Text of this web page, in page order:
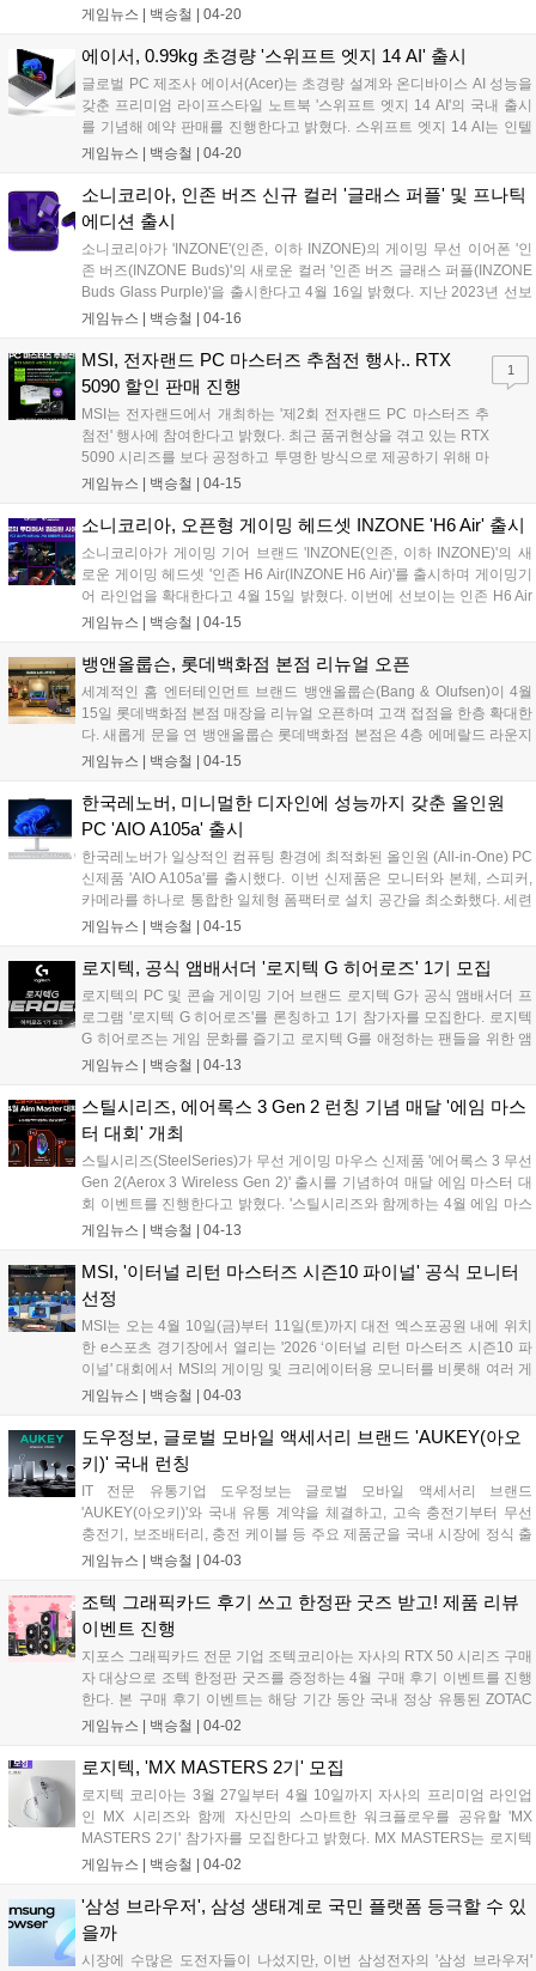
Extreme PRO CFexpress 4.0 Type B 카드와 함께, 최대 2TB의 대용량
V60 및 V90 카드로 구성되며, 고해상도 영상 제작 환경에 최적화된 성능
과 용량을 제공한다....
게임뉴스 | 백승철 04-20
에이서, 0.99kg 초경량 '스위프트 엣지 14 AI' 출시
글로벌 PC 제조사 에이서(Acer)는 초경량 설계와 온디바이스 AI 성능을
갖춘 프리미엄 라이프스타일 노트북 '스위프트 엣지 14 AI'의 국내 출시
를 기념해 예약 판매를 진행한다고 밝혔다. 스위프트 엣지 14 AI는 인텔
코어 울트라 시리즈 3(코드명 Panther Lake, 팬서레이크) 프로세서를 탑
가 통합된 차세대 아키텍처를 기반으로 온디바이스 AI 연산 성능과 전력
효율을 동시에 강화한 것이 특징이다. 이를 통해 이미지 생성, 문서 요약,
콘텐츠 제작 등 다양한 AI 작업을 빠르고 효율적으로 처리할 수 있으며,
전력 효율 기반 설계를 통해 장시간 작업 환경에서도 안정적인 퍼포먼스
를 제공한다....
게임뉴스 | 백승철 04-20
소니코리아, 인존 버즈 신규 컬러 '글래스 퍼플' 및 프나틱
에디션 출시
소니코리아가 'INZONE'(인존, 이하 INZONE)의 게이밍 무선 이어폰 '인
존 버즈(INZONE Buds)'의 새로운 컬러 '인존 버즈 글래스 퍼플(INZONE
Buds Glass Purple)'을 출시한다고 4월 16일 밝혔다. 지난 2023년 선보
인 인존 버즈는 출시 8개월 만에 누적 판매량 1만 2000대를 돌파하며 프
용 시 0.03초 이하의 유선에 가까운 저지연 환경을 제공할 뿐 아니라 한
번 배터리를 충전하면 최대 24시간 사용 가능해 게이머들 사이에서는 이
상적인 게이밍 이어폰으로 알려져 있다. PC와 Playstation은 물론 모바
일 및 휴대용 게임 콘솔과 호환성도 뛰어나다....
게임뉴스 | 백승철 04-16
MSI, 전자랜드 PC 마스터즈 추첨전 행사.. RTX
5090 할인 판매 진행
MSI는 전자랜드에서 개최하는 '제2회 전자랜드 PC 마스터즈 추
첨전' 행사에 참여한다고 밝혔다. 최근 품귀현상을 겪고 있는 RTX
5090 시리즈를 보다 공정하고 투명한 방식으로 제공하기 위해 마
련된 이번 추첨전은 2026년 4월 18일 오전 10시, 전자랜드 용산
참여 기회가 주어진다....
게임뉴스 | 백승철 04-15
1
소니코리아, 오픈형 게이밍 헤드셋 INZONE 'H6 Air' 출시
소니코리아가 게이밍 기어 브랜드 'INZONE(인존, 이하 INZONE)'의 새
로운 게이밍 헤드셋 '인존 H6 Air(INZONE H6 Air)'를 출시하며 게이밍기
어 라인업을 확대한다고 4월 15일 밝혔다. 이번에 선보이는 인존 H6 Air
는 오픈백 구조의 유선 오픈형 게이밍 헤드셋이다. 소니의 명성 높은 오
해 튜닝한 드라이버 유닛을 탑재했다. 게이밍 환경에서 최상의 반응 속
도를 구현하기 위해 무선 연결 대신 유선 전용 방식을 채택해 지연 시간
을 최소화한 점이 특징이다....
게임뉴스 | 백승철 04-15
뱅앤올룹슨, 롯데백화점 본점 리뉴얼 오픈
세계적인 홈 엔터테인먼트 브랜드 뱅앤올룹슨(Bang & Olufsen)이 4월
15일 롯데백화점 본점 매장을 리뉴얼 오픈하며 고객 접점을 한층 확대한
다. 새롭게 문을 연 뱅앤올룹슨 롯데백화점 본점은 4층 에메랄드 라운지
옆에 위치하며, 국내 최초로 새로운 매장 콘셉트를 적용해 기존 매장보
유럽 미학을 현대적으로 풀어낸 이번 공간은 고객이 뱅앤올룹슨의 사운
드와 디자인을 한층 몰입감 있게 경험할 수 있도록 구성한 것이 특징이
게임뉴스 | 백승철 04-15
한국레노버, 미니멀한 디자인에 성능까지 갖춘 올인원
PC 'AIO A105a' 출시
한국레노버가 일상적인 컴퓨팅 환경에 최적화된 올인원 (All-in-One) PC
신제품 'AIO A105a'를 출시했다. 이번 신제품은 모니터와 본체, 스피커,
카메라를 하나로 통합한 일체형 폼팩터로 설치 공간을 최소화했다. 세련
된 클라우드 그레이(Cloud Grey) 색상의 미니멀한 디자인은 거실, 서재
인먼트 등 다양한 용도로 활용 가능해 쾌적한 홈 컴퓨팅 환경을 제공한
다....
게임뉴스 | 백승철 04-15
로지텍, 공식 앰배서더 '로지텍 G 히어로즈' 1기 모집
로지텍의 PC 및 콘솔 게이밍 기어 브랜드 로지텍 G가 공식 앰배서더 프
로그램 '로지텍 G 히어로즈'를 론칭하고 1기 참가자를 모집한다. 로지텍
G 히어로즈는 게임 문화를 즐기고 로지텍 G를 애정하는 팬들을 위한 앰
배서더 프로그램이다. 1기 대표 인플루언서로는 약 200만 구독자를 보
인 소유의 SNS 채널을 운영하는 스트리머, 크리에이터, 코스튬 플레이
어를 비롯해 게임 문화를 즐기는 팬이라면 누구나 지원할 수 있다....
게임뉴스 | 백승철 04-13
스틸시리즈, 에어록스 3 Gen 2 런칭 기념 매달 '에임 마스
터 대회' 개최
스틸시리즈(SteelSeries)가 무선 게이밍 마우스 신제품 '에어록스 3 무선
Gen 2(Aerox 3 Wireless Gen 2)' 출시를 기념하여 매달 에임 마스터 대
회 이벤트를 진행한다고 밝혔다. '스틸시리즈와 함께하는 4월 에임 마스
터(Aim Master) 대회'를 개최했다. 해당 이벤트는 스틸시리즈 GG 소프트
해 높은 점수를 기록한 참가자에게 에어록스 3 무선 Gen 2 게이밍 마우
스, Prime 유선 게이밍 마우스, QcK Pro 밸런스 게이밍 마우스패드
(Large) 등 다양한 경품을 제공할 예정이다....
게임뉴스 | 백승철 04-13
MSI, '이터널 리턴 마스터즈 시즌10 파이널' 공식 모니터
선정
MSI는 오는 4월 10일(금)부터 11일(토)까지 대전 엑스포공원 내에 위치
한 e스포츠 경기장에서 열리는 '2026 ‘이터널 리턴 마스터즈 시즌10 파
이널' 대회에서 MSI의 게이밍 및 크리에이터용 모니터를 비롯해 여러 게
이밍 데스크탑 등 다양한 제품을 전시하고 체험할 수 있는 부스를 운영
모니터는 지난해 공식 모델이었던 'MSI G274F'의 후속 히트 제품이다.
또한 2026년 3월 일산 킨텍스에서 열린 '아크 월드 투어 2026'에서도 e
스포츠 공식 대회용 모니터로 선정된 바 있다....
게임뉴스 | 백승철 04-03
도우정보, 글로벌 모바일 액세서리 브랜드 'AUKEY(아오
키)' 국내 런칭
IT 전문 유통기업 도우정보는 글로벌 모바일 액세서리 브랜드
'AUKEY(아오키)'와 국내 유통 계약을 체결하고, 고속 충전기부터 무선
충전기, 보조배터리, 충전 케이블 등 주요 제품군을 국내 시장에 정식 출
시한다고 밝혔다. AUKEY는 2005년 독일에서 시작된 글로벌 모바일 액
전문 기업이다. 브랜드명 AUKEY는 금을 의미하는 원소기호 'Au'와 해결
책을 의미하는 'Key'의 합성어로, "최상의 품질과 혁신적인 기술을 통해
사용자에게 새로운 가능성을 제공한다"는 의미를 담고 있다....
게임뉴스 | 백승철 04-03
조텍 그래픽카드 후기 쓰고 한정판 굿즈 받고! 제품 리뷰
이벤트 진행
지포스 그래픽카드 전문 기업 조텍코리아는 자사의 RTX 50 시리즈 구매
자 대상으로 조텍 한정판 굿즈를 증정하는 4월 구매 후기 이벤트를 진행
한다. 본 구매 후기 이벤트는 해당 기간 동안 국내 정상 유통된 ZOTAC
GAMING GeForce RTX 50 시리즈 그래픽카드 구매자 대상으로 진행되
분들에 한 해 제공된다. 경품으로는 ZOTAC GAMING 캐릭터 콜라보레
이션 에코백을 증정한다....
게임뉴스 | 백승철 04-02
로지텍, 'MX MASTERS 2기' 모집
로지텍 코리아는 3월 27일부터 4월 10일까지 자사의 프리미엄 라인업
인 MX 시리즈와 함께 자신만의 스마트한 워크플로우를 공유할 'MX
MASTERS 2기' 참가자를 모집한다고 밝혔다. MX MASTERS는 로지텍
이 운영하는 커뮤니티인 'MX Community'를 기반으로, 사용자의 작업 방
선발된 참가자는 약 6개월간 SNS 채널과 연계된 월별 미션 및 콘텐츠 제
작 프로그램에 참여하며, 자신의 업무 환경과 키보드·마우스 세팅, 생산
성 도구 활용 방식 등 MX 시리즈 활용 경험을 공유하게 된다....
게임뉴스 | 백승철 04-02
'삼성 브라우저', 삼성 생태계로 국민 플랫폼 등극할 수 있
을까
시장에 수많은 도전자들이 나섰지만, 이번 삼성전자의 '삼성 브라우저'